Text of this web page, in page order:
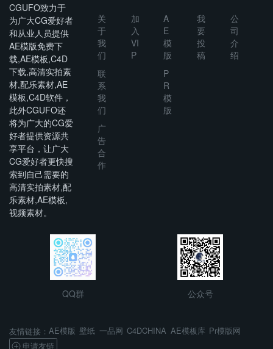
CGUFO致力于
为广大CG爱好者
和从业人员提供
AE模版免费下
载,AE模板,C4D
下载,高清实拍素
材,配乐素材,AE
模板,C4D软件，
此外CGUFO还
将为广大的CG爱
好者提供资源共
享平台，让广大
CG爱好者更快搜
索到自己需要的
高清实拍素材,配
乐素材,AE模板,
视频素材。
关
于
我
们
联
系
我
们
广
告
合
作
加
入
VI
P
A
E
模
版
P
R
模
版
我
要
投
稿
公
司
介
绍
QQ群 公众号
友情链接： AE模版 壁纸 一品网 C4DCHINA AE模板库 Pr模版网
申请友链